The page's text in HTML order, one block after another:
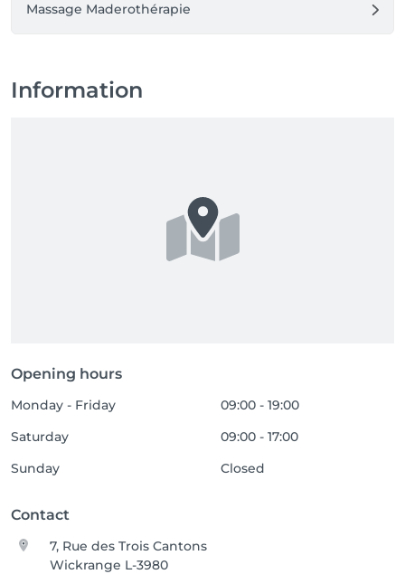
Massage Maderothérapie
Information
Opening hours
Monday - Friday
09:00 - 19:00
Saturday
09:00 - 17:00
Sunday
Closed
Contact
7, Rue des Trois Cantons
Wickrange L-3980